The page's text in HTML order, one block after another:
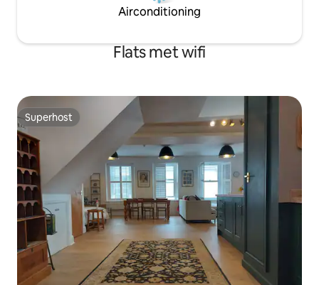
Airconditioning
Flats met wifi
Superhost
Superhost